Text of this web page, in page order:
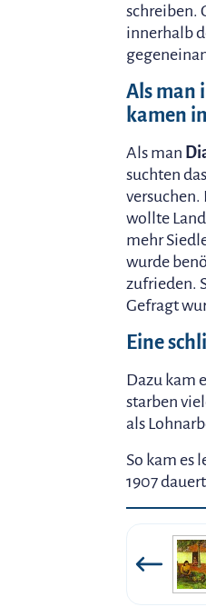
schreiben.
innerhalb
Als man
kamen
Als man
suchten
versuchen.
wollte
mehr
wurde
zufrieden.
Gefragt
Eine
Dazu kam
starben
als
So kam es
1907